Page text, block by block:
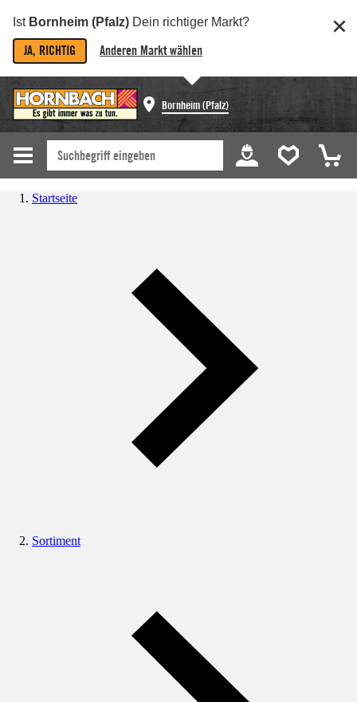
Ist Bornheim (Pfalz) Dein richtiger Markt?
JA, RICHTIG Anderen Markt wählen
Bornheim (Pfalz)
Startseite
Sortiment